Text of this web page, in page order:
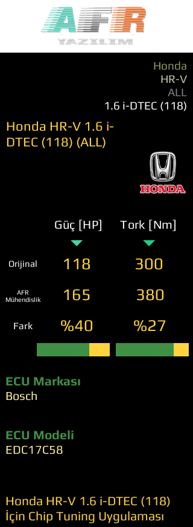
Honda
HR-V
ALL
1.6 i-DTEC (118)
Honda HR-V 1.6 i-
DTEC (118) (ALL)
Güç [HP] Tork [Nm]
Orijinal 118 300
AFR
Mühendislik
165 380
Fark %40 %27
ECU Markası
Bosch
ECU Modeli
EDC17C58
Honda HR-V 1.6 i-DTEC (118)
İçin Chip Tuning Uygulaması